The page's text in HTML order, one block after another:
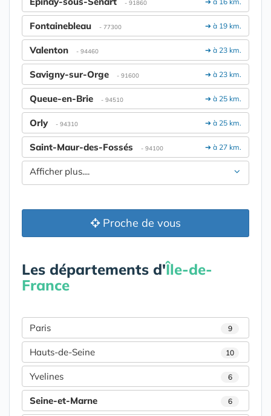
- 91860
➔ à 19 km.
Fontainebleau - 77300
➔ à 23 km.
Valenton - 94460
➔ à 23 km.
Savigny-sur-Orge - 91600
➔ à 25 km.
Queue-en-Brie - 94510
➔ à 25 km.
Orly - 94310
➔ à 27 km.
Saint-Maur-des-Fossés - 94100
Afficher plus....
Proche de vous
Les départements d'Île-de-
France
Paris 9
Hauts-de-Seine 10
Yvelines 6
Seine-et-Marne 6